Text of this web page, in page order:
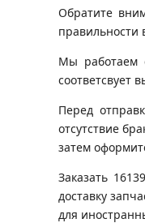
Обратите
правильности
Мы работаем
соответсвует
Перед
отсутствие
затем
Заказать
доставку
для